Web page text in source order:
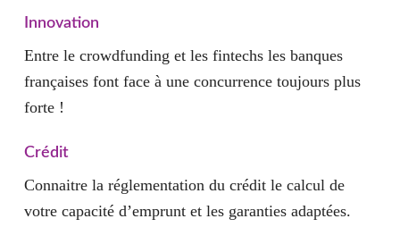
Innovation
Entre le crowdfunding et les fintechs les banques
françaises font face à une concurrence toujours plus
forte !
Crédit
Connaitre la réglementation du crédit le calcul de
votre capacité d’emprunt et les garanties adaptées.